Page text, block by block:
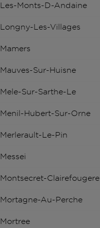
Les-Monts-D-Andaine
Longny-Les-Villages
Mamers
Mauves-Sur-Huisne
Mele-Sur-Sarthe-Le
Menil-Hubert-Sur-Orne
Merlerault-Le-Pin
Messei
Montsecret-Clairefougere
Mortagne-Au-Perche
Mortree